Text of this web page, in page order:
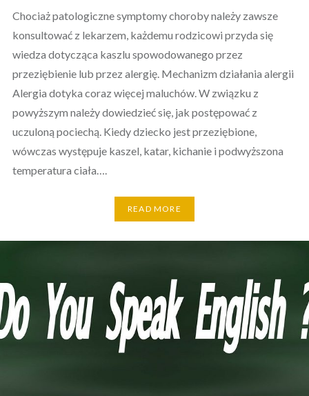
Chociaż patologiczne symptomy choroby należy zawsze
konsultować z lekarzem, każdemu rodzicowi przyda się
wiedza dotycząca kaszlu spowodowanego przez
przeziębienie lub przez alergię. Mechanizm działania alergii
Alergia dotyka coraz więcej maluchów. W związku z
powyższym należy dowiedzieć się, jak postępować z
uczuloną pociechą. Kiedy dziecko jest przeziębione,
wówczas występuje kaszel, katar, kichanie i podwyższona
temperatura ciała….
READ MORE